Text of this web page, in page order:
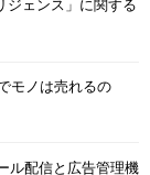
ジェンス」に関する
モノは売れるの
ル配信と広告管理機